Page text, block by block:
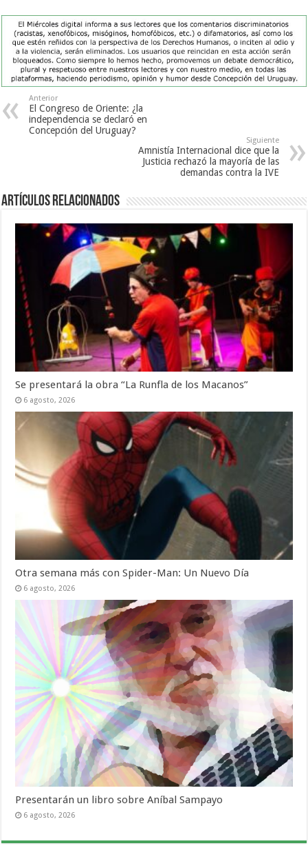
Anterior
El Congreso de Oriente: ¿la
independencia se declaró en
Concepción del Uruguay?
Siguiente
Amnistía Internacional dice que la
Justicia rechazó la mayoría de las
demandas contra la IVE
Artículos Relacionados
Se presentará la obra “La Runfla de los Macanos”
6 agosto, 2026
Otra semana más con Spider-Man: Un Nuevo Día
6 agosto, 2026
Presentarán un libro sobre Aníbal Sampayo
6 agosto, 2026